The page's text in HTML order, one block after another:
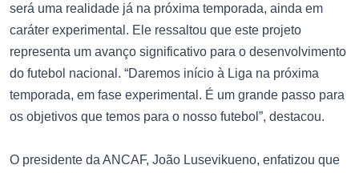
será uma realidade já na próxima temporada, ainda em
caráter experimental. Ele ressaltou que este projeto
representa um avanço significativo para o desenvolvimento
do futebol nacional. “Daremos início à Liga na próxima
temporada, em fase experimental. É um grande passo para
os objetivos que temos para o nosso futebol”, destacou.
O presidente da ANCAF, João Lusevikueno, enfatizou que